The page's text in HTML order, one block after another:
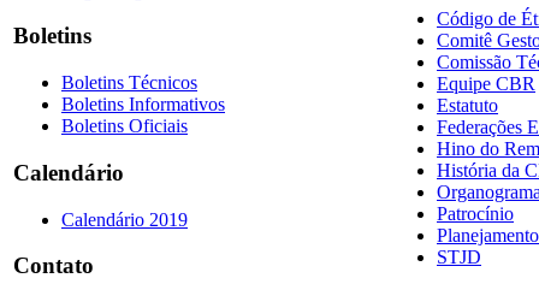
Boletins
Boletins Técnicos
Boletins Informativos
Boletins Oficiais
Calendário
Calendário 2019
Contato
Código de
Comitê
Comissão
Equipe CBR
Estatuto
Federações
Hino do
História da
Patrocínio
STJD